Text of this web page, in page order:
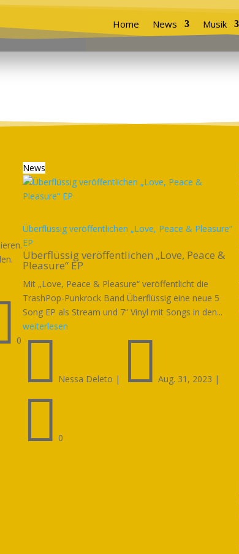
Home News Musik
0
News
Überflüssig veröffentlichen „Love, Peace & Pleasure“
EP
Überflüssig veröffentlichen „Love, Peace &
Pleasure“ EP
Mit „Love, Peace & Pleasure“ veröffentlicht die
TrashPop-Punkrock Band Überflüssig eine neue 5
Song EP als Stream und 7“ Vinyl mit Songs in den...
weiterlesen
 Nessa Deleto | Aug. 31, 2023 |
 0